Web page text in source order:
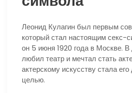
Леонид Кулагин был первым
который стал настоящим секс-
он 5 июня 1920 года в Москве.
любил театр и мечтал стать
актерскому искусству стала
целью.